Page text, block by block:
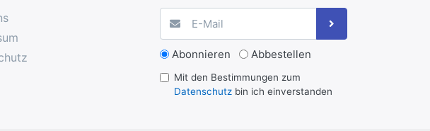
Abonnieren Abbestellen
Mit den Bestimmungen zum
Datenschutzbin ich einverstanden